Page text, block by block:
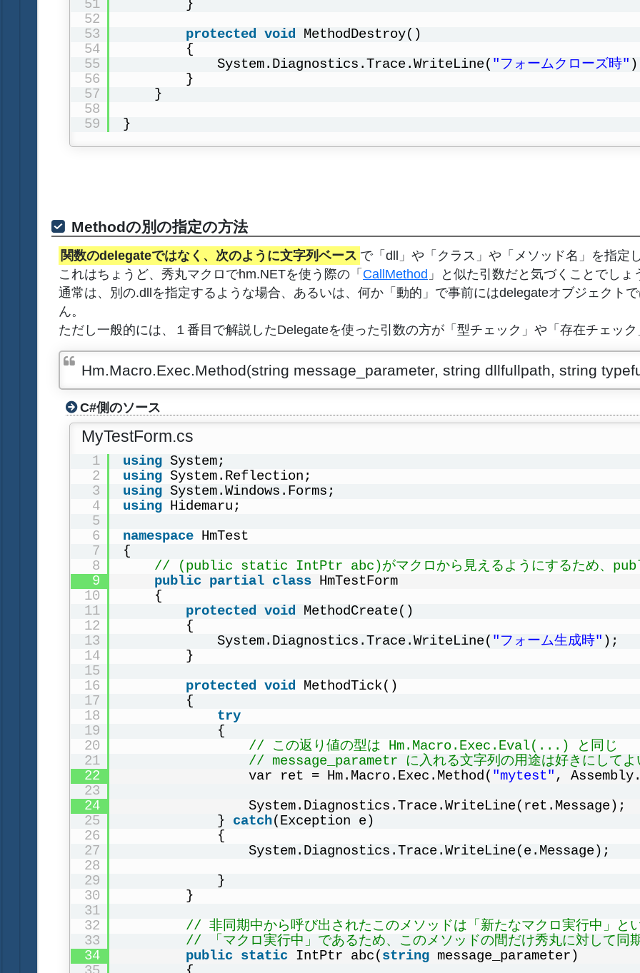
51
52
53
54
55
56
57
58
59
}
protected void MethodDestroy()
{
System.Diagnostics.Trace.WriteLine( "フォームクローズ時"
}
}
}
Methodの別の指定の方法
関数のdelegateではなく、次のように文字列ベース で「dll」や「クラス」や「メソッド名」を指定
これはちょうど、秀丸マクロでhm.NETを使う際の「 CallMethod 」と似た引数だと気づくことでしょ
通常は、別の.dllを指定するような場合、あるいは、何か「動的」で事前にはdelegateオブジェクト
ん。
ただし一般的には、１番目で解説したDelegateを使った引数の方が「型チェック」や「存在チェッ
Hm.Macro.Exec.Method(string message_parameter, string dllfullpath, string
C#側のソース
MyTestForm.cs
1
2
3
4
5
6
7
8
9
10
11
12
13
14
15
16
17
18
19
20
21
22
23
24
25
26
27
28
29
30
31
32
33
34
using System;
using System.Reflection;
using System.Windows.Forms;
using Hidemaru;
namespace HmTest
{
// (public static IntPtr abc)がマクロから見えるようにするため、
public partial class HmTestForm
{
protected void MethodCreate()
{
System.Diagnostics.Trace.WriteLine( "フォーム生成時" );
}
protected void MethodTick()
{
try
{
// この返り値の型は Hm.Macro.Exec.Eval(...) と同じ
// message_parametr に入れる文字列の用途は好きにしてよ
var ret = Hm.Macro.Exec.Method( "mytest" ,
System.Diagnostics.Trace.WriteLine(ret.Message);
} catch(Exception e)
{
System.Diagnostics.Trace.WriteLine(e.Message);
}
}
// 非同期中から呼び出されたこのメソッドは「新たなマクロ実行中」と
// 「マクロ実行中」であるため、このメソッドの間だけ秀丸に対して同
public static IntPtr abc(string message_parameter)